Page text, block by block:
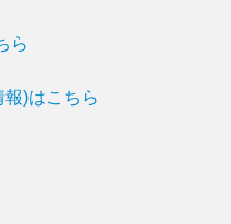
ら
)はこちら